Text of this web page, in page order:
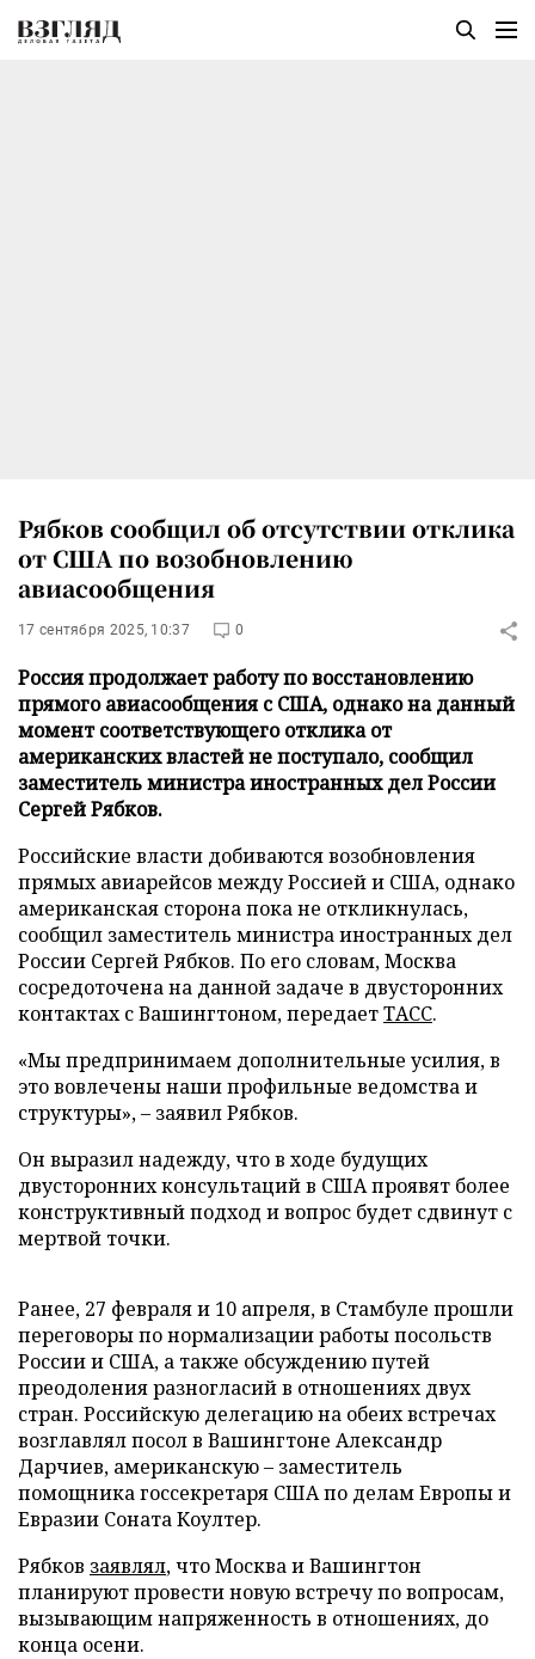
Рябков сообщил об отсутствии отклика
от США по возобновлению
авиасообщения
17 сентября 2025, 10:37 0
Россия продолжает работу по восстановлению
прямого авиасообщения с США, однако на данный
момент соответствующего отклика от
американских властей не поступало, сообщил
заместитель министра иностранных дел России
Сергей Рябков.
Российские власти добиваются возобновления
прямых авиарейсов между Россией и США, однако
американская сторона пока не откликнулась,
сообщил заместитель министра иностранных дел
России Сергей Рябков. По его словам, Москва
сосредоточена на данной задаче в двусторонних
контактах с Вашингтоном, передаетТАСС.
«Мы предпринимаем дополнительные усилия, в
это вовлечены наши профильные ведомства и
структуры», – заявил Рябков.
Он выразил надежду, что в ходе будущих
двусторонних консультаций в США проявят более
конструктивный подход и вопрос будет сдвинут с
мертвой точки.
Ранее, 27 февраля и 10 апреля, в Стамбуле прошли
переговоры по нормализации работы посольств
России и США, а также обсуждению путей
преодоления разногласий в отношениях двух
стран. Российскую делегацию на обеих встречах
возглавлял посол в Вашингтоне Александр
Дарчиев, американскую – заместитель
помощника госсекретаря США по делам Европы и
Евразии Соната Коултер.
Рябков заявлял, что Москва и Вашингтон
планируют провести новую встречу по вопросам,
вызывающим напряженность в отношениях, до
конца осени.